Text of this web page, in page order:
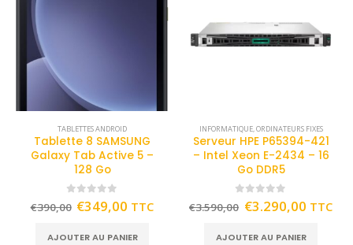
TABLETTES ANDROID
Tablette 8 SAMSUNG
Galaxy Tab Active 5 –
128 Go
out of 5
€390,00 €349,00 TTC
AJOUTER AU PANIER
INFORMATIQUE,ORDINATEURS FIXES
Serveur HPE P65394-421
– Intel Xeon E-2434 – 16
Go DDR5
out of 5
€3.590,00 €3.290,00 TTC
AJOUTER AU PANIER